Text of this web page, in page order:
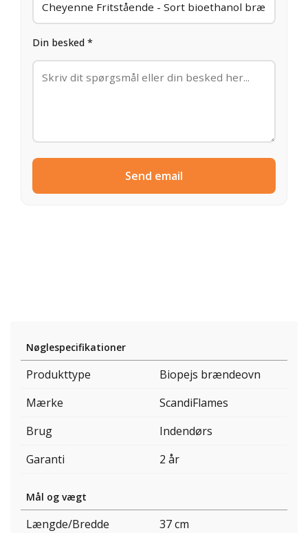
Din besked *
Send email
Nøglespecifikationer
Produkttype
Biopejs brændeovn
Mærke
ScandiFlames
Brug
Indendørs
Garanti
2 år
Mål og vægt
Længde/Bredde
37 cm